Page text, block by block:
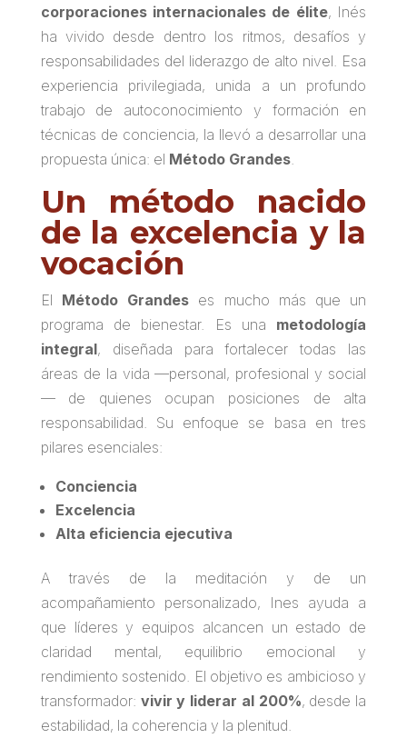
corporaciones internacionales de élite, Inés
ha vivido desde dentro los ritmos, desafíos y
responsabilidades del liderazgo de alto nivel. Esa
experiencia privilegiada, unida a un profundo
trabajo de autoconocimiento y formación en
técnicas de conciencia, la llevó a desarrollar una
propuesta única: el Método Grandes.
Un método nacido
de la excelencia y la
vocación
El Método Grandes es mucho más que un
programa de bienestar. Es una metodología
integral, diseñada para fortalecer todas las
áreas de la vida —personal, profesional y social
— de quienes ocupan posiciones de alta
responsabilidad. Su enfoque se basa en tres
pilares esenciales:
Conciencia
Excelencia
Alta eficiencia ejecutiva
A través de la meditación y de un
acompañamiento personalizado, Ines ayuda a
que líderes y equipos alcancen un estado de
claridad mental, equilibrio emocional y
rendimiento sostenido. El objetivo es ambicioso y
transformador: vivir y liderar al 200%, desde la
estabilidad, la coherencia y la plenitud.